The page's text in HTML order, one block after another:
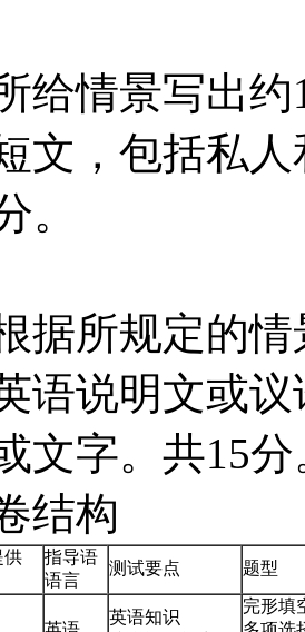
给情景写出
文，包括私
。
据所规定的
语说明文或
文字。共15分
结构
供
指导语
语言
测试要点
题型
英语知识
完形填